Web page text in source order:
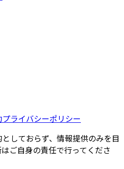
プライバシーポリシー
しておらず、情報提供のみを目
ご自身の責任で行ってくださ